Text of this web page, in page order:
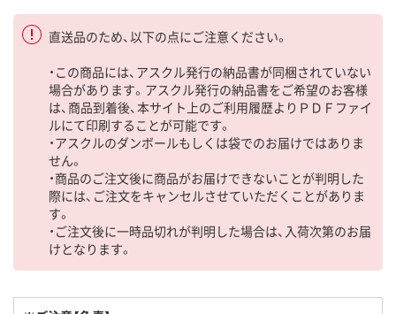
直送品のため、以下の点にご注意ください。
・この商品には、アスクル発行の納品書が同梱されていない
場合があります。アスクル発行の納品書をご希望のお客様
は、商品到着後、本サイト上のご利用履歴よりＰＤＦファイ
ルにて印刷することが可能です。
・アスクルのダンボールもしくは袋でのお届けではありま
せん。
・商品のご注文後に商品がお届けできないことが判明した
際には、ご注文をキャンセルさせていただくことがありま
す。
・ご注文後に一時品切れが判明した場合は、入荷次第のお届
けとなります。